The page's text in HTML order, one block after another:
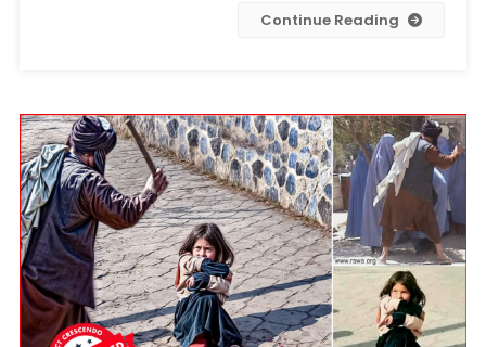
دعوت
در
عین
حال
ګزارش
ها
در
مورد
اختلافات
داخلی!
Continue Reading